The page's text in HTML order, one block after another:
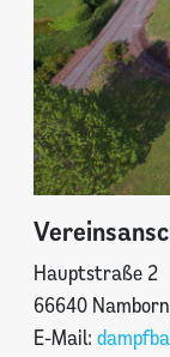
Hauptstraße 2
66640 Namborn
E-Mail: